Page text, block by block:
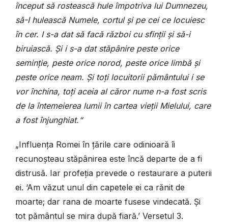
început să rostească hule împotriva lui Dumnezeu,
să-I hulească Numele, cortul și pe cei ce locuiesc
în cer. I s-a dat să facă război cu sfinții și să-i
biruiască. Și i s-a dat stăpânire peste orice
seminție, peste orice norod, peste orice limbă și
peste orice neam. Și toți locuitorii pământului i se
vor închina, toți aceia al căror nume n-a fost scris
de la întemeierea lumii în cartea vieții Mielului, care
a fost înjunghiat.“
„Influența Romei în țările care odinioară îi
recunoșteau stăpânirea este încă departe de a fi
distrusă. Iar profeția prevede o restaurare a puterii
ei. ‘Am văzut unul din capetele ei ca rănit de
moarte; dar rana de moarte fusese vindecată. Și
tot pământul se mira după fiară.’ Versetul 3.